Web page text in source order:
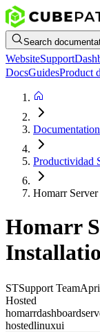
Search
WebsiteSupport
DocsGuidesProduct
Documentation
Productividad
Homarr
Homarr
STSupport Team
Hosted
homarrdashboard
hostedlinuxui